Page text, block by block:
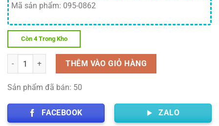
Mã sản phẩm: 095-0862
Còn 4 Trong Kho
Số lượng THÊM VÀO GIỎ HÀNG
Sản phẩm đã bán: 50
FACEBOOK ZALO